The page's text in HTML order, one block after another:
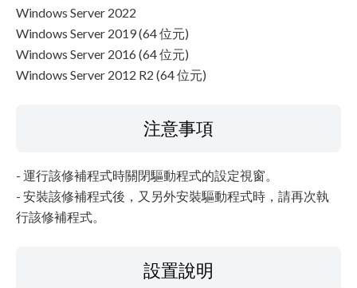
Windows Server 2022
Windows Server 2019 (64 位元)
Windows Server 2016 (64 位元)
Windows Server 2012 R2 (64 位元)
注意事項
- 運行該修補程式時關閉驅動程式的設定視窗。
- 安裝該修補程式後，又另外安裝驅動程式時，請再次執
行該修補程式。
設置說明